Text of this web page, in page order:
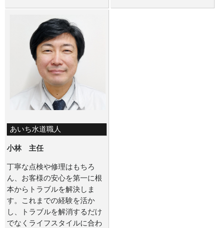
あいち水道職人
小林 主任
丁寧な点検や修理はもちろ
ん、お客様の安心を第一に根
本からトラブルを解決しま
す。これまでの経験を活か
し、トラブルを解消するだけ
でなくライフスタイルに合わ